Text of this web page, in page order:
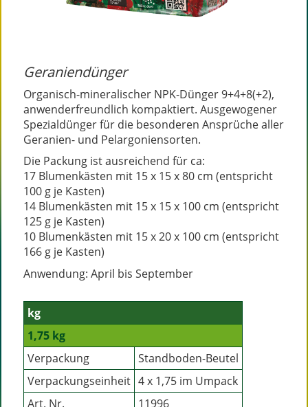
Geraniendünger
Organisch-mineralischer NPK-Dünger 9+4+8(+2),
anwenderfreundlich kompaktiert. Ausgewogener
Spezialdünger für die besonderen Ansprüche aller
Geranien- und Pelargoniensorten.
Die Packung ist ausreichend für ca:
17 Blumenkästen mit 15 x 15 x 80 cm (entspricht
100 g je Kasten)
14 Blumenkästen mit 15 x 15 x 100 cm (entspricht
125 g je Kasten)
10 Blumenkästen mit 15 x 20 x 100 cm (entspricht
166 g je Kasten)
Anwendung: April bis September
kg
1,75 kg
Verpackung
Standboden-Beutel
Verpackungseinheit 4 x 1,75 im Umpack
Art. Nr.
11996